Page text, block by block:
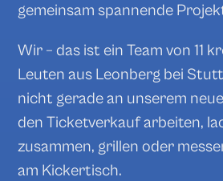
gemeinsam spannende
Wir – das ist ein Team von 11
Leuten aus Leonberg bei
nicht gerade an unserem
den Ticketverkauf arbeiten,
zusammen, grillen oder
am Kickertisch.